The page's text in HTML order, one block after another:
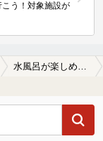
う！対象施設が
水風呂が楽しめる宮ケ浜駅近くの温泉、日帰り温泉、スーパー銭湯おすすめ